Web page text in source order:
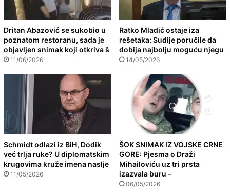
Dritan Abazović se sukobio u
poznatom restoranu, sada je
objavljen snimak koji otkriva š
11/06/2026
Ratko Mladić ostaje iza
rešetaka: Sudije poručile da
dobija najbolju moguću njegu
14/05/2026
Schmidt odlazi iz BiH, Dodik
već trlja ruke? U diplomatskim
krugovima kruže imena naslje
11/05/2026
ŠOK SNIMAK IZ VOJSKE CRNE
GORE: Pjesma o Draži
Mihailoviću uz tri prsta
izazvala buru –
06/05/2026